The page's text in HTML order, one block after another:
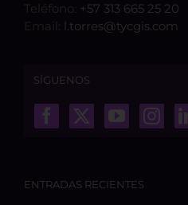
Teléfono: +57 313 665 25 20
Email: l.torres@tycgis.com
SÍGUENOS
ENTRADAS RECIENTES